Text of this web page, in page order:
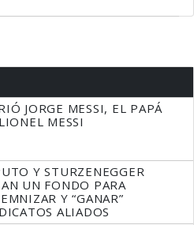
JORGE MESSI, EL PAPÁ
MESSI
Y STURZENEGGER
UN FONDO PARA
Y “GANAR”
ALIADOS